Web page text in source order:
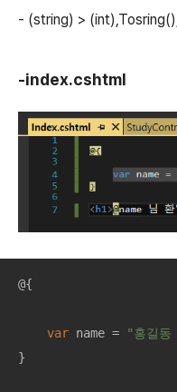
- (string) >
-index.cshtml
@{
var name = "홍길
}